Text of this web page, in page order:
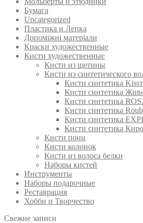
Бумага
Uncategorized
Пластика и Лепка
Допоміжні матеріали
Краски художественные
Кисти художественные
Кисти из щетины
Кисти из синтетического
Кисти синтетика
Кисти синтетика
Кисти синтетика
Кисти синтетика
Кисти синтетика
Кисти синтетика
Кисти пони
Кисти колонок
Кисти из волоса белки
Наборы кистей
Инструменты
Наборы подарочные
Реставрация
Хобби и Творчество
Свежие записи